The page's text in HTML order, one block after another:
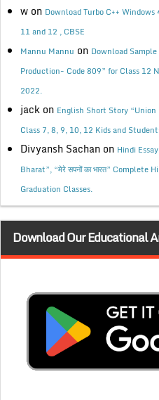
w on Download Turbo C++
11 and 12 , CBSE
Mannu Mannu on Download
Production- Code 809” for Class 12
2022.
jack on English Short Story
Class 7, 8, 9, 10, 12 Kids and
Divyansh Sachan on Hindi
Bharat”, “मेरे सपनों का भारत” Complete
Graduation Classes.
Download Our Educational